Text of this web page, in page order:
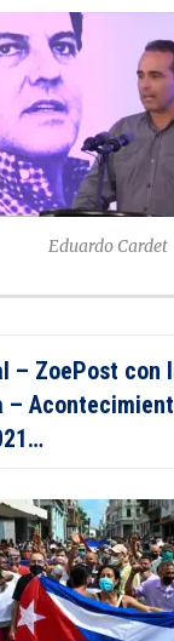
Eduardo Cardet
– ZoePost con
–